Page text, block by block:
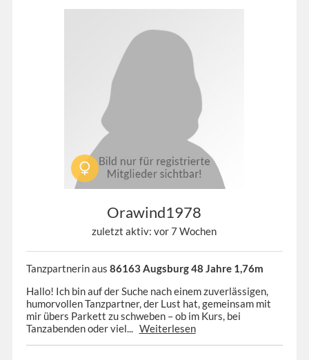
Orawind1978
zuletzt aktiv: vor 7 Wochen
Tanzpartnerin aus 86163 Augsburg 48 Jahre 1,76m
Hallo! Ich bin auf der Suche nach einem zuverlässigen,
humorvollen Tanzpartner, der Lust hat, gemeinsam mit
mir übers Parkett zu schweben – ob im Kurs, bei
Tanzabenden oder viel... Weiterlesen